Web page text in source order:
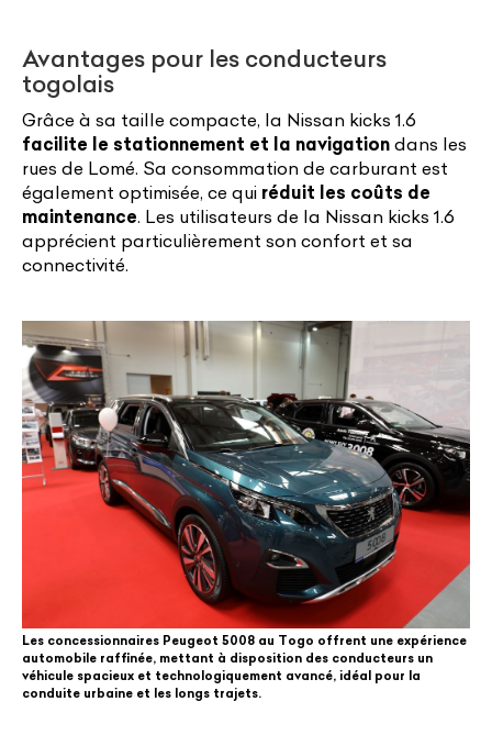
Avantages pour les conducteurs
togolais
Grâce à sa taille compacte, la Nissan kicks 1.6
facilite le stationnement et la navigation dans les
rues de Lomé. Sa consommation de carburant est
également optimisée, ce qui réduit les coûts de
maintenance. Les utilisateurs de la Nissan kicks 1.6
apprécient particulièrement son confort et sa
connectivité.
Les concessionnaires Peugeot 5008 au Togo offrent une expérience
automobile raffinée, mettant à disposition des conducteurs un
véhicule spacieux et technologiquement avancé, idéal pour la
conduite urbaine et les longs trajets.